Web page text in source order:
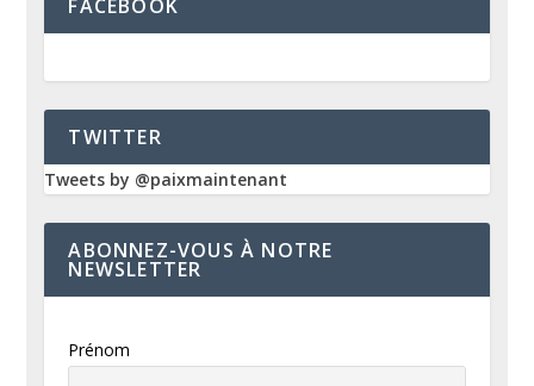
FACEBOOK
TWITTER
Tweets by @paixmaintenant
ABONNEZ-VOUS À NOTRE
NEWSLETTER
Prénom